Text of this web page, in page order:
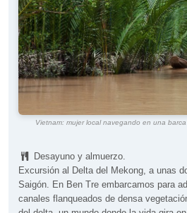
Vietnam: mujer local navegando en una
Desayuno y almuerzo.
Excursión al Delta del Mekong, a unas
Saigón. En Ben Tre embarcamos para
canales flanqueados de densa